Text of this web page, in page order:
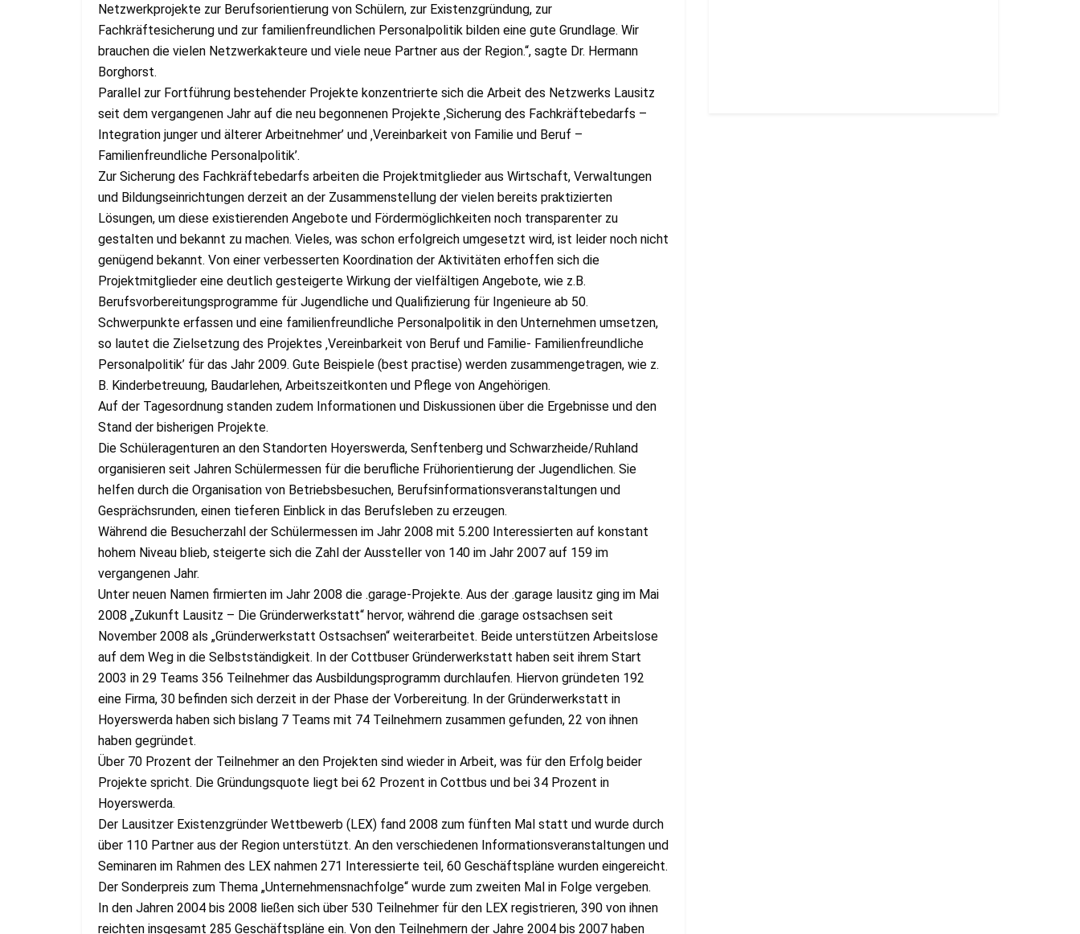
Netzwerkprojekte zur Berufsorientierung von Schülern, zur Existenzgründung, zur
Fachkräftesicherung und zur familienfreundlichen Personalpolitik bilden eine gute Grundlage. Wir
brauchen die vielen Netzwerkakteure und viele neue Partner aus der Region.“, sagte Dr. Hermann
Borghorst.
Parallel zur Fortführung bestehender Projekte konzentrierte sich die Arbeit des Netzwerks Lausitz
seit dem vergangenen Jahr auf die neu begonnenen Projekte ‚Sicherung des Fachkräftebedarfs –
Integration junger und älterer Arbeitnehmer’ und ‚Vereinbarkeit von Familie und Beruf –
Familienfreundliche Personalpolitik’.
Zur Sicherung des Fachkräftebedarfs arbeiten die Projektmitglieder aus Wirtschaft, Verwaltungen
und Bildungseinrichtungen derzeit an der Zusammenstellung der vielen bereits praktizierten
Lösungen, um diese existierenden Angebote und Fördermöglichkeiten noch transparenter zu
gestalten und bekannt zu machen. Vieles, was schon erfolgreich umgesetzt wird, ist leider noch nicht
genügend bekannt. Von einer verbesserten Koordination der Aktivitäten erhoffen sich die
Projektmitglieder eine deutlich gesteigerte Wirkung der vielfältigen Angebote, wie z.B.
Berufsvorbereitungsprogramme für Jugendliche und Qualifizierung für Ingenieure ab 50.
Schwerpunkte erfassen und eine familienfreundliche Personalpolitik in den Unternehmen umsetzen,
so lautet die Zielsetzung des Projektes ‚Vereinbarkeit von Beruf und Familie- Familienfreundliche
Personalpolitik’ für das Jahr 2009. Gute Beispiele (best practise) werden zusammengetragen, wie z.
B. Kinderbetreuung, Baudarlehen, Arbeitszeitkonten und Pflege von Angehörigen.
Auf der Tagesordnung standen zudem Informationen und Diskussionen über die Ergebnisse und den
Stand der bisherigen Projekte.
Die Schüleragenturen an den Standorten Hoyerswerda, Senftenberg und Schwarzheide/Ruhland
organisieren seit Jahren Schülermessen für die berufliche Frühorientierung der Jugendlichen. Sie
helfen durch die Organisation von Betriebsbesuchen, Berufsinformationsveranstaltungen und
Gesprächsrunden, einen tieferen Einblick in das Berufsleben zu erzeugen.
Während die Besucherzahl der Schülermessen im Jahr 2008 mit 5.200 Interessierten auf konstant
hohem Niveau blieb, steigerte sich die Zahl der Aussteller von 140 im Jahr 2007 auf 159 im
vergangenen Jahr.
Unter neuen Namen firmierten im Jahr 2008 die .garage-Projekte. Aus der .garage lausitz ging im Mai
2008 „Zukunft Lausitz – Die Gründerwerkstatt“ hervor, während die .garage ostsachsen seit
November 2008 als „Gründerwerkstatt Ostsachsen“ weiterarbeitet. Beide unterstützen Arbeitslose
auf dem Weg in die Selbstständigkeit. In der Cottbuser Gründerwerkstatt haben seit ihrem Start
2003 in 29 Teams 356 Teilnehmer das Ausbildungsprogramm durchlaufen. Hiervon gründeten 192
eine Firma, 30 befinden sich derzeit in der Phase der Vorbereitung. In der Gründerwerkstatt in
Hoyerswerda haben sich bislang 7 Teams mit 74 Teilnehmern zusammen gefunden, 22 von ihnen
haben gegründet.
Über 70 Prozent der Teilnehmer an den Projekten sind wieder in Arbeit, was für den Erfolg beider
Projekte spricht. Die Gründungsquote liegt bei 62 Prozent in Cottbus und bei 34 Prozent in
Hoyerswerda.
Der Lausitzer Existenzgründer Wettbewerb (LEX) fand 2008 zum fünften Mal statt und wurde durch
über 110 Partner aus der Region unterstützt. An den verschiedenen Informationsveranstaltungen und
Seminaren im Rahmen des LEX nahmen 271 Interessierte teil, 60 Geschäftspläne wurden eingereicht.
Der Sonderpreis zum Thema „Unternehmensnachfolge“ wurde zum zweiten Mal in Folge vergeben.
In den Jahren 2004 bis 2008 ließen sich über 530 Teilnehmer für den LEX registrieren, 390 von ihnen
reichten insgesamt 285 Geschäftspläne ein. Von den Teilnehmern der Jahre 2004 bis 2007 haben